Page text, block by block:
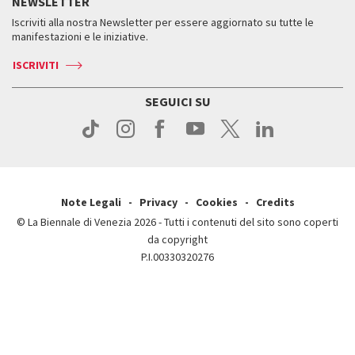
Come raggiungerci
Come raggiungerci
Contatti
Press
Orari e sedi
Biglietti
Servizi al pubblico
Come raggiungerci
Contatti
Orari e sedi
Iscriviti alla nostra Newsletter per essere aggiornato su tutte le
manifestazioni e le iniziative.
ISCRIVITI
SEGUICI SU
Note Legali Privacy Cookies
Credits
© La Biennale di Venezia 2026 - Tutti i contenuti del sito sono coperti
da copyright
P.I.00330320276